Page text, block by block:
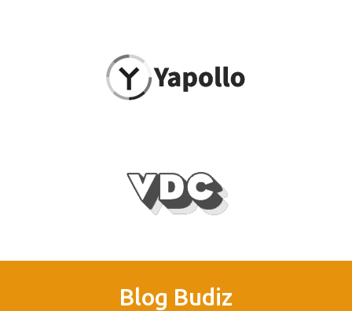
Blog Budiz